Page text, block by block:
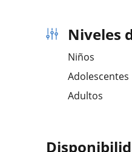
Niveles
Niños
Adolescentes
Adultos